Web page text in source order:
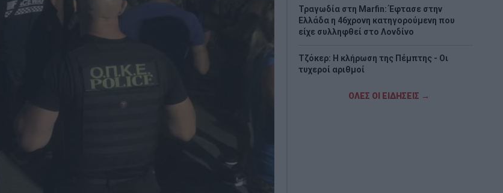
Τραγωδία στη Marfin: Έφτασε στην
Ελλάδα η 46χρονη κατηγορούμενη που
είχε συλληφθεί στο Λονδίνο
Τζόκερ: Η κλήρωση της Πέμπτης - Οι
τυχεροί αριθμοί
Πέθανε το λευκό κουτάβι που είχε γίνει
ΟΛΕΣ ΟΙ ΕΙΔΗΣΕΙΣ →